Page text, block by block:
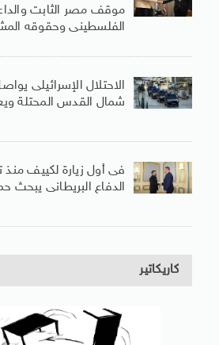
موقف مصر الثابت
الفلسطينى وحقوقه
الاحتلال الإسرائيلى
شمال القدس المحتلة
فى أول زيارة لكييف منذ
الدفاع البريطانى يبحث
كاريكاتير